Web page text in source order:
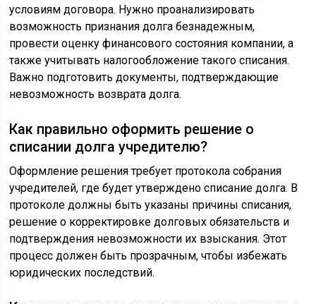
условиям договора. Нужно проанализировать
возможность признания долга безнадежным,
провести оценку финансового состояния компании, а
также учитывать налогообложение такого списания.
Важно подготовить документы, подтверждающие
невозможность возврата долга.
Как правильно оформить решение о
списании долга учредителю?
Оформление решения требует протокола собрания
учредителей, где будет утверждено списание долга. В
протоколе должны быть указаны причины списания,
решение о корректировке долговых обязательств и
подтверждения невозможности их взыскания. Этот
процесс должен быть прозрачным, чтобы избежать
юридических последствий.